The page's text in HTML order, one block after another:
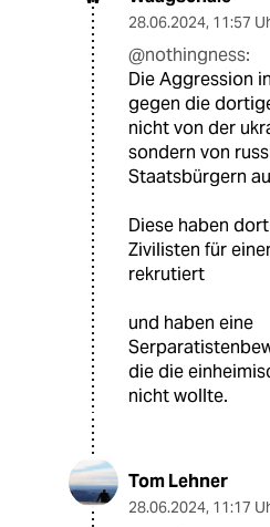
28.06.2024, 11:57
@nothingness:
Die Aggression
gegen die
nicht von der
sondern von
Staatsbürgern
Diese haben
Zivilisten für
rekrutiert
und haben eine
die die
nicht wollte.
Tom Lehner
28.06.2024, 11:17